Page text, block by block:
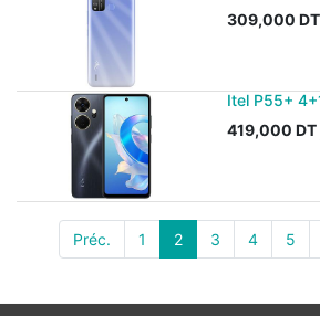
309,000 DT
Itel P55+
419,000 DT
Préc. 1 2 3 4 5